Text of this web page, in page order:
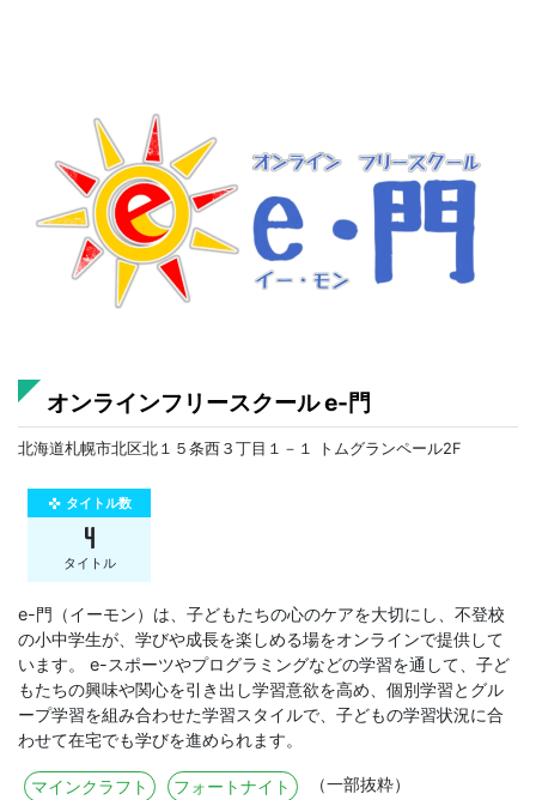
オンラインフリースクール e-門
北海道札幌市北区北１５条西３丁目１－１ トムグランペール2F
gamepad タイトル数
4
タイトル
e-門（イーモン）は、子どもたちの心のケアを大切にし、不登校
の小中学生が、学びや成長を楽しめる場をオンラインで提供して
います。 e-スポーツやプログラミングなどの学習を通して、子ど
もたちの興味や関心を引き出し学習意欲を高め、個別学習とグル
ープ学習を組み合わせた学習スタイルで、子どもの学習状況に合
わせて在宅でも学びを進められます。
マインクラフト フォートナイト （一部抜粋）